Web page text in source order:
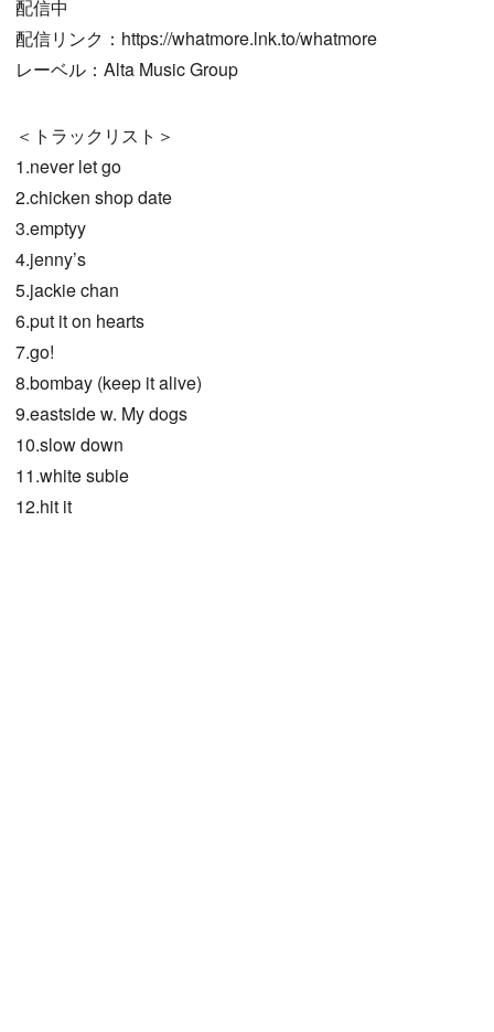
配信中
配信リンク：https://whatmore.lnk.to/whatmore
レーベル：Alta Music Group
＜トラックリスト＞
1.never let go
2.chicken shop date
3.emptyy
4.jenny’s
5.jackie chan
6.put it on hearts
7.go!
8.bombay (keep it alive)
9.eastside w. My dogs
10.slow down
11.white subie
12.hit it